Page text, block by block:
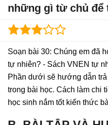
những gì từ chủ để
Soạn bài 30: Chúng em đã
tự nhiên? - Sách VNEN tự
Phần dưới sẽ hướng dẫn
trong bài học. Cách làm chi
học sinh nắm tốt kiến thức